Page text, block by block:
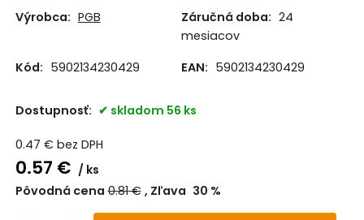
Výrobca: PGB Záručná doba: 24
mesiacov
Kód: 5902134230429 EAN: 5902134230429
Dostupnosť: skladom 56 ks
0.47 € bez DPH
0.57 €
ks
Pôvodná cena 0.81€ Zľava 30 %